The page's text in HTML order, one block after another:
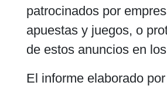
patrocinados por
apuestas y juegos, o
de estos anuncios en
El informe elaborado